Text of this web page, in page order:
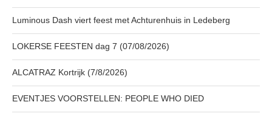
Luminous Dash viert feest met Achturenhuis in Ledeberg
LOKERSE FEESTEN dag 7 (07/08/2026)
ALCATRAZ Kortrijk (7/8/2026)
EVENTJES VOORSTELLEN: PEOPLE WHO DIED